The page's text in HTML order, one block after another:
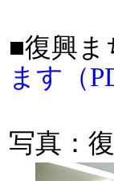
■復興
ます（
写真：